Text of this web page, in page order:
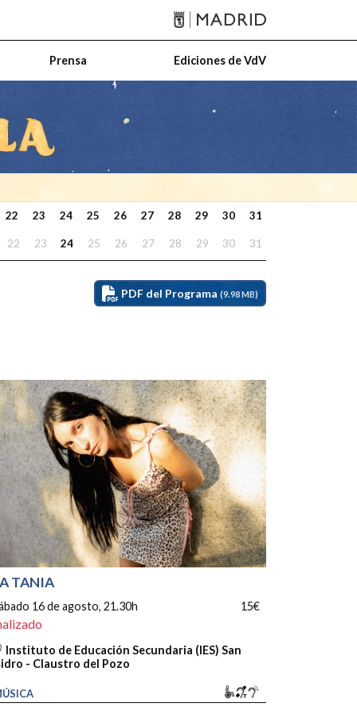
Prensa Ediciones de VdV
22 23 24 25 26 27 28 29 30 31
22 23 24 25 26 27 28 29 30 31
PDF del Programa (9.98 MB)
TANIA
16 de agosto, 21.30h 15€
Instituto de Educación Secundaria (IES) San
- Claustro del Pozo
Movilidad reducida
Bucle magnético
Sonido